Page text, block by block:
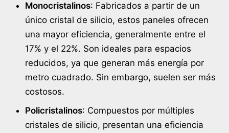
Monocristalinos: Fabricados a partir de un
único cristal de silicio, estos paneles ofrecen
una mayor eficiencia, generalmente entre el
17% y el 22%. Son ideales para espacios
reducidos, ya que generan más energía por
metro cuadrado. Sin embargo, suelen ser más
costosos.
Policristalinos: Compuestos por múltiples
cristales de silicio, presentan una eficiencia